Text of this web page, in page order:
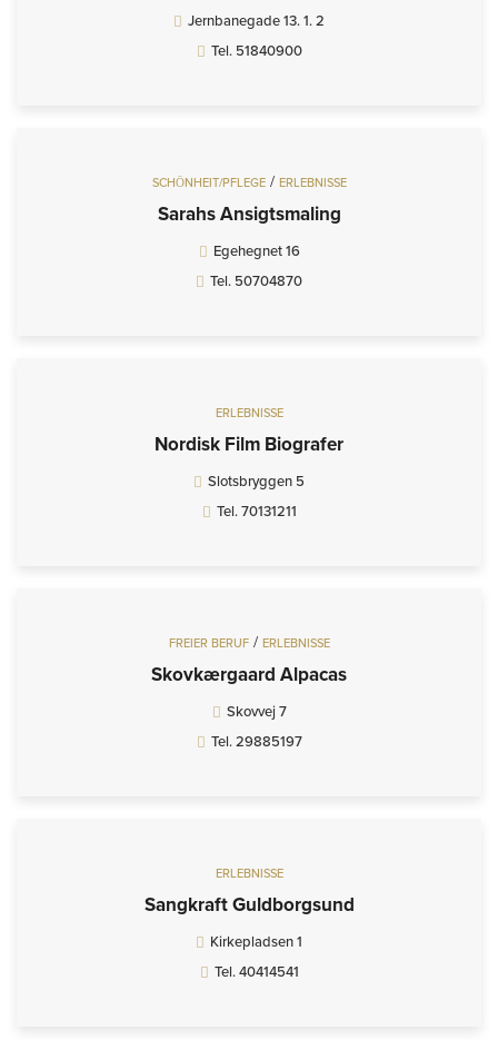
Jernbanegade 13. 1. 2
Tel. 51840900
SCHÖNHEIT/PFLEGE/ ERLEBNISSE
Sarahs Ansigtsmaling
Egehegnet 16
Tel. 50704870
ERLEBNISSE
Nordisk Film Biografer
Slotsbryggen 5
Tel. 70131211
FREIER BERUF/ ERLEBNISSE
Skovkærgaard Alpacas
Skovvej 7
Tel. 29885197
ERLEBNISSE
Sangkraft Guldborgsund
Kirkepladsen 1
Tel. 40414541